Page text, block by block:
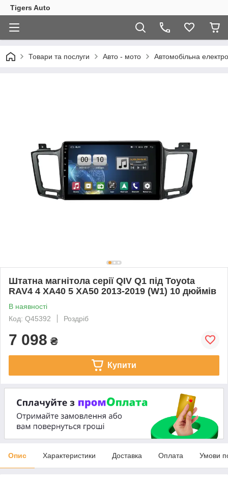
Tigers Auto
Товари та послуги Авто - мото Автомобільна
Штатна магнітола серії QIV Q1 під Toyota
RAV4 4 XA40 5 XA50 2013-2019 (W1) 10 дюймів
В наявності
Код: Q45392
Роздріб
7 098 ₴
Купити
Опис Характеристики Доставка Оплата Умови